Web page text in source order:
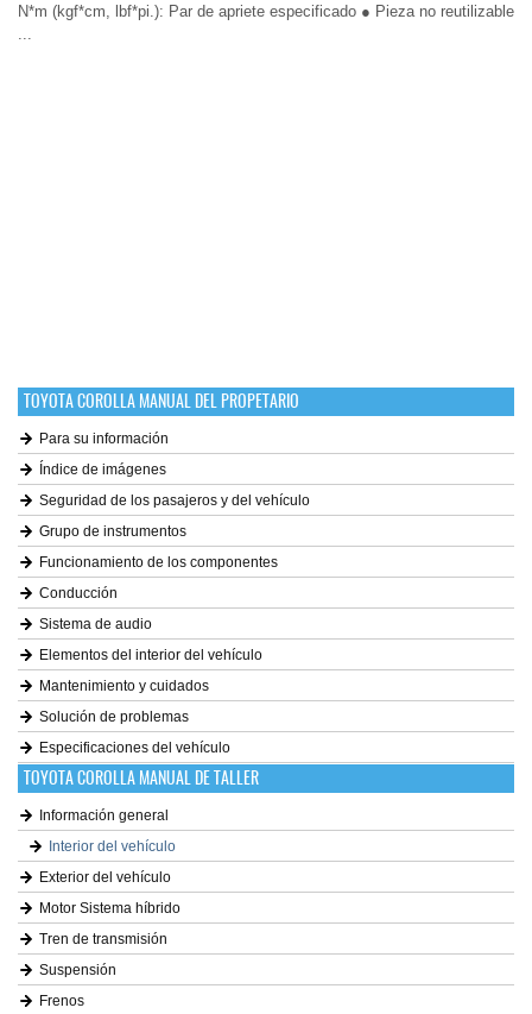
N*m (kgf*cm, lbf*pi.): Par de apriete especificado ● Pieza no reutilizable
...
TOYOTA COROLLA MANUAL DEL PROPETARIO
Para su información
Índice de imágenes
Seguridad de los pasajeros y del vehículo
Grupo de instrumentos
Funcionamiento de los componentes
Conducción
Sistema de audio
Elementos del interior del vehículo
Mantenimiento y cuidados
Solución de problemas
Especificaciones del vehículo
TOYOTA COROLLA MANUAL DE TALLER
Información general
Interior del vehículo
Exterior del vehículo
Motor Sistema híbrido
Tren de transmisión
Suspensión
Frenos